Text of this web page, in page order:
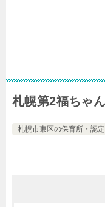
札幌第2福ちゃ
札幌市東区の保育所・認